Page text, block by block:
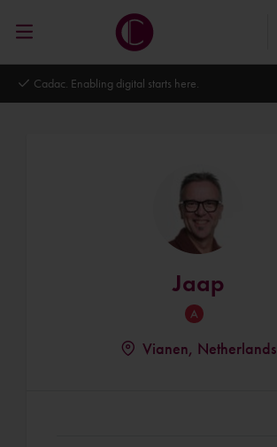
Autodesk Platinum Partner
Jaap
Vianen, Netherlands